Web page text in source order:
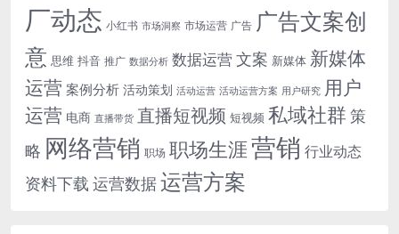
厂动态 小红书 市场洞察 市场运营 广告 广告文案创
意 思维 抖音 推广 数据分析 数据运营文案 新媒体 新媒体
运营 案例分析 活动策划 活动运营 活动运营方案 用户研究 用户
运营 电商 直播带货 直播短视频 短视频 私域社群 策
略 网络营销 职场 职场生涯营销 行业动态
资料下载 运营数据运营方案